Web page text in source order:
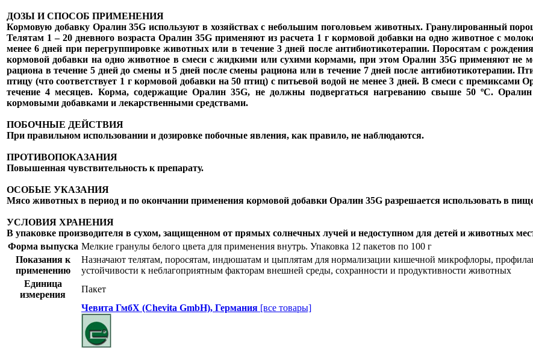
ДОЗЫ И СПОСОБ ПРИМЕНЕНИЯ
Кормовую добавку Оралин 35G используют в хозяйствах с небольшим поголовьем животных. Гранулированный
Телятам 1 – 20 дневного возраста Оралин 35G применяют из расчета 1 гкормовой добавки на одно животное с
менее 6 дней при перегруппировке животных или в течение 3 дней после антибиотикотерапии. Поросятам с
кормовой добавки на одно животное в смеси с жидкими или сухими кормами, при этом Оралин 35G применяют не
рациона в течение 5 дней до смены и 5 дней после смены рациона или в течение 7 дней после антибиотикотерапии.
птицу (что соответствует 1 гкормовой добавки на 50 птиц) с питьевой водой не менее 3 дней. В смеси с премиксами
течение 4 месяцев. Корма, содержащие Оралин 35G, не должны подвергаться нагреванию свыше 50 ºС.
кормовыми добавками и лекарственными средствами.
ПОБОЧНЫЕ ДЕЙСТВИЯ
При правильном использовании и дозировке побочные явления, как правило, не наблюдаются.
ПРОТИВОПОКАЗАНИЯ
Повышенная чувствительность к препарату.
ОСОБЫЕ УКАЗАНИЯ
Мясо животных в период и по окончании применения кормовой добавки Оралин 35G разрешается использовать в
УСЛОВИЯ ХРАНЕНИЯ
В упаковке производителя в сухом, защищенном от прямых солнечных лучей и недоступном для детей и животных
Форма выпуска Мелкие гранулы белого цвета для применения внутрь. Упаковка 12 пакетов по 100 г
Показания к
применению
Назначают телятам, поросятам, индюшатам и цыплятам для нормализации кишечной микрофлоры,
устойчивости к неблагоприятным факторам внешней среды, сохранности и продуктивности животных
Единица
измерения
Пакет
Чевита ГмбХ (Chevita GmbH), Германия [все товары]